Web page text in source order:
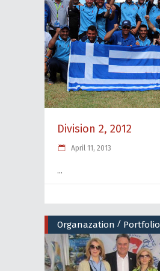
Division 2, 2012
April 11, 2013
Organazation / Portfolio